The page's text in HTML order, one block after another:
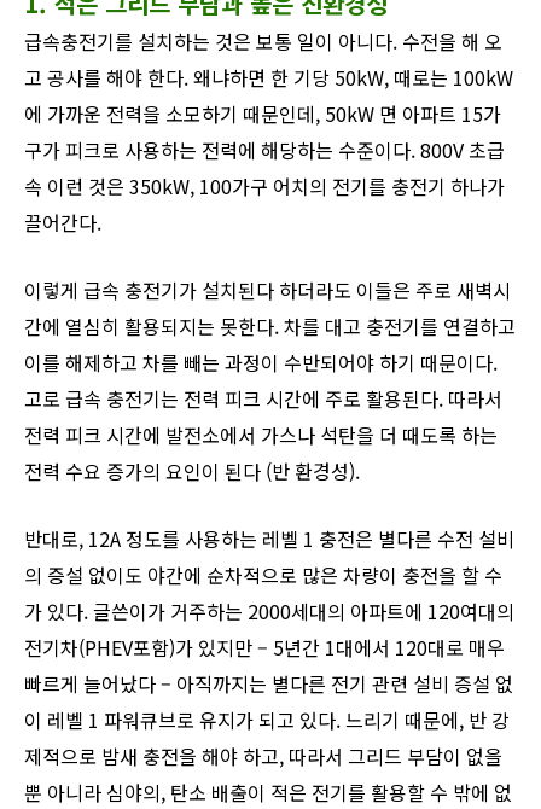
급속충전기를 설치하는 것은 보통 일이 아니다. 수전을 해 오
고 공사를 해야 한다. 왜냐하면 한 기당 50kW, 때로는 100kW
에 가까운 전력을 소모하기 때문인데, 50kW 면 아파트 15가
구가 피크로 사용하는 전력에 해당하는 수준이다. 800V 초급
속 이런 것은 350kW, 100가구 어치의 전기를 충전기 하나가
끌어간다.
이렇게 급속 충전기가 설치된다 하더라도 이들은 주로 새벽시
간에 열심히 활용되지는 못한다. 차를 대고 충전기를 연결하고
이를 해제하고 차를 빼는 과정이 수반되어야 하기 때문이다.
고로 급속 충전기는 전력 피크 시간에 주로 활용된다. 따라서
전력 피크 시간에 발전소에서 가스나 석탄을 더 때도록 하는
전력 수요 증가의 요인이 된다 (반 환경성).
​반대로, 12A 정도를 사용하는 레벨 1 충전은 별다른 수전 설비
의 증설 없이도 야간에 순차적으로 많은 차량이 충전을 할 수
가 있다. 글쓴이가 거주하는 2000세대의 아파트에 120여대의
전기차(PHEV포함)가 있지만 – 5년간 1대에서 120대로 매우
빠르게 늘어났다 – 아직까지는 별다른 전기 관련 설비 증설 없
이 레벨 1 파워큐브로 유지가 되고 있다. 느리기 때문에, 반 강
제적으로 밤새 충전을 해야 하고, 따라서 그리드 부담이 없을
뿐 아니라 심야의, 탄소 배출이 적은 전기를 활용할 수 밖에 없